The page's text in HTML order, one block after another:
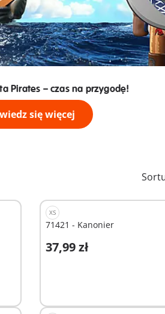
Pirates – czas na przygodę!
się więcej
XS
71421 - Kanonier
37,99 zł
Dodaj do koszyka